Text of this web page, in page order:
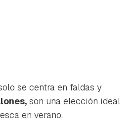
se centra en faldas y
son una elección ideal
en verano.